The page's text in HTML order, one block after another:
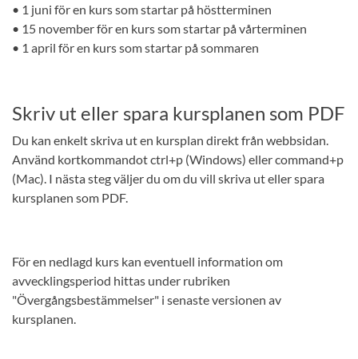
• 1 juni för en kurs som startar på höstterminen
• 15 november för en kurs som startar på vårterminen
• 1 april för en kurs som startar på sommaren
Skriv ut eller spara kursplanen som PDF
Du kan enkelt skriva ut en kursplan direkt från webbsidan.
Använd kortkommandot ctrl+p (Windows) eller command+p
(Mac). I nästa steg väljer du om du vill skriva ut eller spara
kursplanen som PDF.
För en nedlagd kurs kan eventuell information om
avvecklingsperiod hittas under rubriken
"Övergångsbestämmelser" i senaste versionen av
kursplanen.